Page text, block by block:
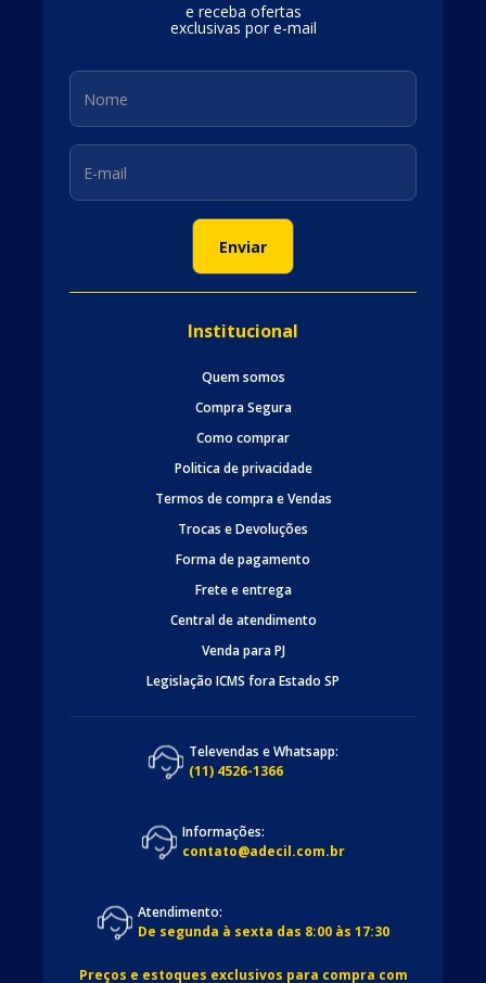
e receba ofertas
exclusivas por e-mail
Institucional
Quem somos
Compra Segura
Como comprar
Politica de privacidade
Termos de compra e Vendas
Trocas e Devoluções
Forma de pagamento
Frete e entrega
Central de atendimento
Venda para PJ
Legislação ICMS fora Estado SP
Televendas e Whatsapp:
(11) 4526-1366
Informações:
contato@adecil.com.br
Atendimento:
De segunda à sexta das 8:00 às 17:30
Preços e estoques exclusivos para compra com